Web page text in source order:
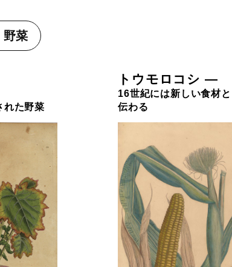
菜
れた野菜
トウモロコシ —
16世紀には新しい食材
伝わる